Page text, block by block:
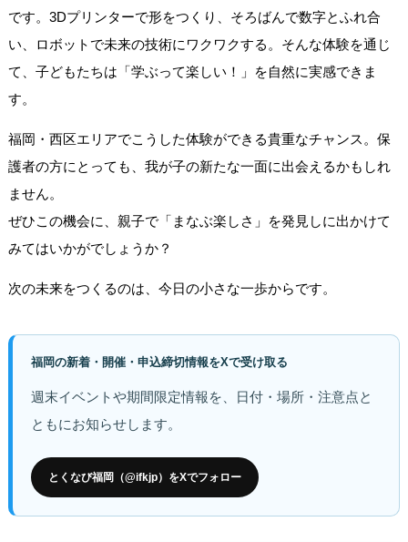
です。3Dプリンターで形をつくり、そろばんで数字とふれ合
い、ロボットで未来の技術にワクワクする。そんな体験を通じ
て、子どもたちは「学ぶって楽しい！」を自然に実感できま
す。
福岡・西区エリアでこうした体験ができる貴重なチャンス。保
護者の方にとっても、我が子の新たな一面に出会えるかもしれ
ません。
ぜひこの機会に、親子で「まなぶ楽しさ」を発見しに出かけて
みてはいかがでしょうか？
次の未来をつくるのは、今日の小さな一歩からです。
福岡の新着・開催・申込締切情報をXで受け取る
週末イベントや期間限定情報を、日付・場所・注意点と
ともにお知らせします。
とくなび福岡（@ifkjp）をXでフォロー